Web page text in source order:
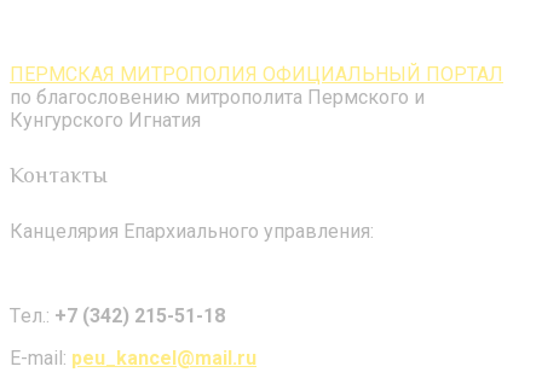
ПЕРМСКАЯ МИТРОПОЛИЯ ОФИЦИАЛЬНЫЙ ПОРТАЛ
по благословению митрополита Пермского и
Кунгурского Игнатия
Контакты
Канцелярия Епархиального управления:
Tел.: +7 (342) 215-51-18
E-mail: peu_kancel@mail.ru